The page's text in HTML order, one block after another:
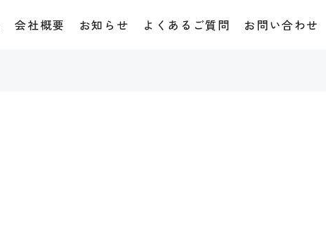
会社概要 お知らせ よくあるご質問 お問い合わせ